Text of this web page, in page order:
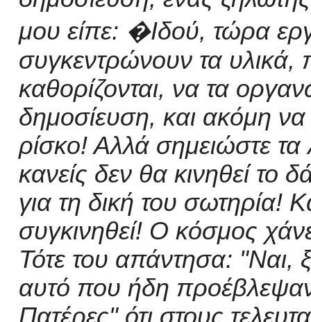
μου είπε: �Ιδού, τώρα
συγκεντρώνουν τα υλικά,
καθορίζονται, να τα
δημοσίευση, και ακόμη να
ρίσκο! Αλλά σημειώστε τα
κανείς δεν θα κινηθεί το
για τη δική του σωτηρία!
συγκινηθεί! Ο κόσμος
Τότε του απάντησα: "Ναι,
αυτό που ήδη προέβλεψαν
Πατέρες" ότι στους